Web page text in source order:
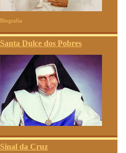
Biografia
Santa Dulce dos Pobres
Sinal da Cruz